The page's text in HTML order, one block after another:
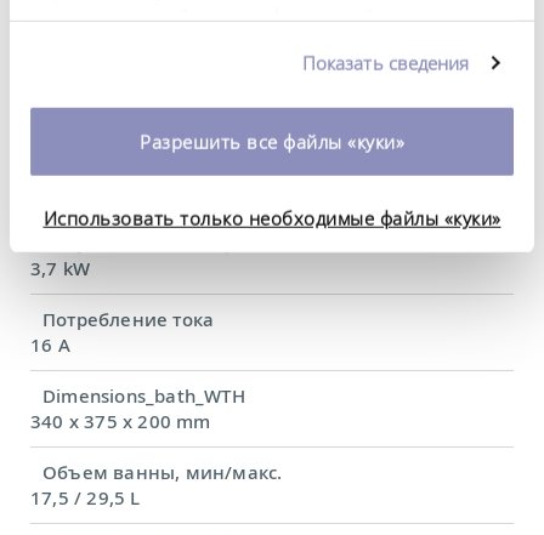
предоставленной вами информацией, а также
использовании вами их сервисов. Вы можете
изменить или отозвать свое согласие в любое
время. Более подробную информацию об этом вы
можете найти в нашей
политике
Показать сведения
Разрешить все файлы «куки»
Использовать только необходимые файлы «куки»
0,01 ± K
3,7 kW
Потребление тока
16 A
Dimensions_bath_WTH
340 x 375 x 200 mm
Объем ванны, мин/макс.
17,5 / 29,5 L